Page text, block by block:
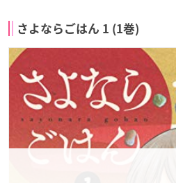
さよならごはん 1 (1巻)